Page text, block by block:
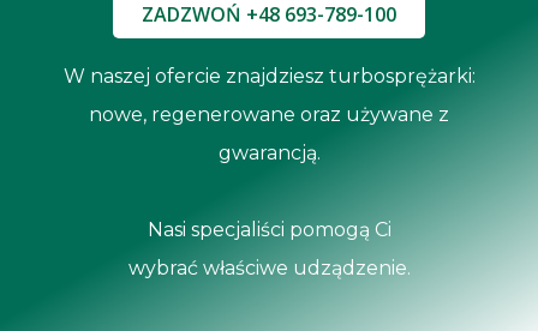
ZADZWOŃ +48 693-789-100
W naszej ofercie znajdziesz turbosprężarki:
nowe, regenerowane oraz używane z
gwarancją.
Nasi specjaliści pomogą Ci
wybrać właściwe udządzenie.